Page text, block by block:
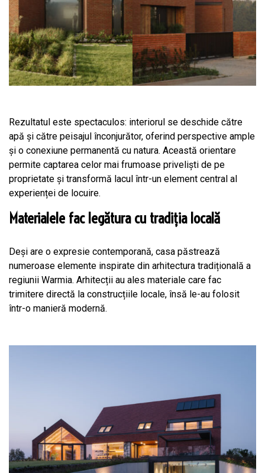
Rezultatul este spectaculos: interiorul se deschide către
apă și către peisajul înconjurător, oferind perspective ample
și o conexiune permanentă cu natura. Această orientare
permite captarea celor mai frumoase priveliști de pe
proprietate și transformă lacul într-un element central al
experienței de locuire.
Materialele fac legătura cu tradiția locală
Deși are o expresie contemporană, casa păstrează
numeroase elemente inspirate din arhitectura tradițională a
regiunii Warmia. Arhitecții au ales materiale care fac
trimitere directă la construcțiile locale, însă le-au folosit
într-o manieră modernă.